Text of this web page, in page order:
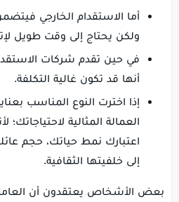
أما الاستقدام الخارجي
ولكن يحتاج إلى وقت طويل
في حين تقدم شركات
أنها قد تكون غالية التكلفة.
إذا اخترت النوع المناسب
العمالة المثالية
اعتبارك نمط حياتك، حجم
إلى خلفيتها الثقافية.
بعض الأشخاص يعتقدون أن